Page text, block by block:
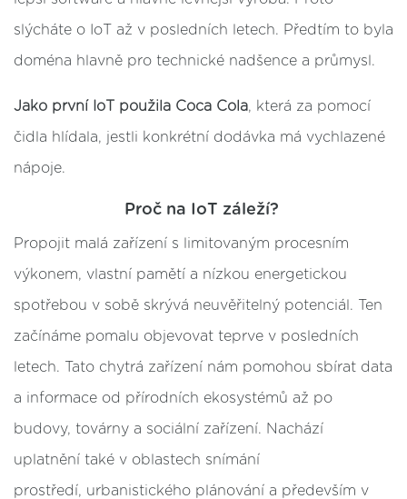
slýcháte o IoT až v posledních letech. Předtím to byla
doména hlavně pro technické nadšence a průmysl.
Jako první IoT použila Coca Cola, která za pomocí
čidla hlídala, jestli konkrétní dodávka má vychlazené
nápoje.
Proč na IoT záleží?
Propojit malá zařízení s limitovaným procesním
výkonem, vlastní pamětí a nízkou energetickou
spotřebou v sobě skrývá neuvěřitelný potenciál. Ten
začínáme pomalu objevovat teprve v posledních
letech. Tato chytrá zařízení nám pomohou sbírat data
a informace od přírodních ekosystémů až po
budovy, továrny a sociální zařízení. Nachází
uplatnění také v oblastech snímání
prostředí, urbanistického plánování a především v